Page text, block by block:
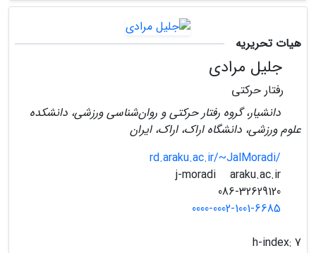
هیات تحریریه
جلیل مرادی
رفتار حرکتی
دانشیار، گروه رفتار حرکتی و روان‌شناسی ورزشی، دانشکده
علوم ورزشی، دانشگاه اراک، اراک، ایران
rd.araku.ac.ir/~JalMoradi/
araku.ac.ir
0000-0002-1001-6685
h-index: 7